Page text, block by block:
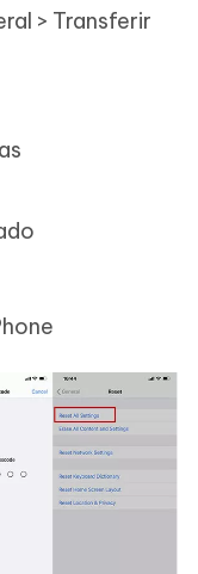
> Transferir